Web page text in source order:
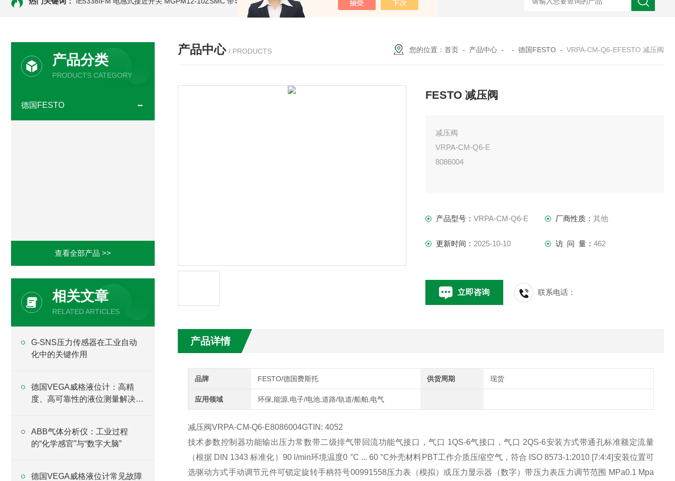
产品分类
PRODUCTS CATEGORY
德国FESTO
查看全部产品 >>
相关文章
RELATED ARTICLES
G-SNS压力传感器在工业自动
化中的关键作用
德国VEGA威格液位计：高精
度、高可靠性的液位测量解决方
ABB气体分析仪：工业过程
的“化学感官”与“数字大脑”
德国VEGA威格液位计常见故障
产品中心 / PRODUCTS 您的位置： 首页 - 产品中心 - - 德国FESTO - VRPA-CM-Q6-EFESTO 减压阀
FESTO 减压阀
减压阀
VRPA-CM-Q6-E
8086004
产品型号：VRPA-CM-Q6-E 厂商性质： 其他
更新时间： 2025-10-10 访 问 量： 462
立即咨询 联系电话：
产品详情
品牌 FESTO/德国费斯托 供货周期 现货
应用领域 环保,能源,电子/电池,道路/轨道/船舶,电气
减压阀VRPA-CM-Q6-E8086004GTIN: 4052
技术参数控制器功能输出压力常数带二级排气带回流功能气接口，气口 1QS-6气接口，气口 2QS-6安装方式带通孔标准额定流量
（根据 DIN 1343 标准化）90 l/min环境温度0 °C ... 60 °C外壳材料PBT工作介质压缩空气，符合 ISO 8573-1:2010 [7:4:4]安装位置可
选驱动方式手动调节元件可锁定旋转手柄符号00991558压力表（模拟）或压力显示器（数字）带压力表压力调节范围 MPa0.1 Mpa